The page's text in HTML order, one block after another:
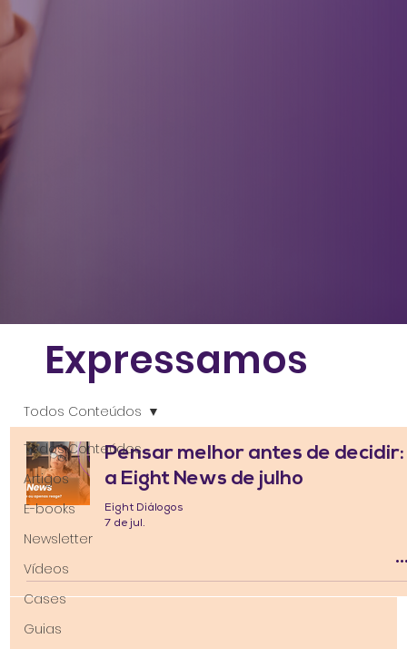
Todos Conteúdos
Artigos
E-books
Newsletter
Vídeos
Cases
Guias
Todos Conteúdos
Pensar melhor antes de decidir:
a Eight News de julho
Eight Diálogos
7 de jul.
Expressamos